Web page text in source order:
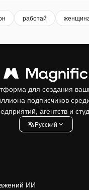
работай
для создания
подписчиков
агентств и
Pусский
ИИ